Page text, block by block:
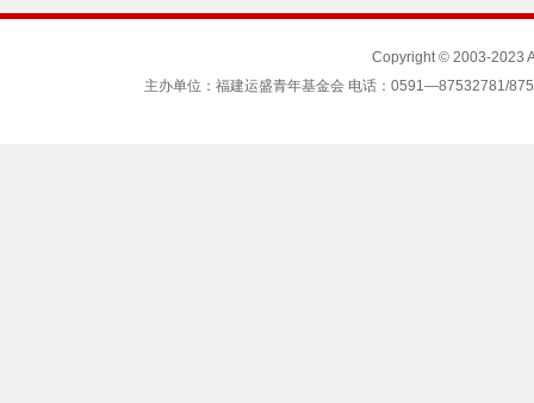
Copyright © 2003-2023
主办单位：福建运盛青年基金会 电话：0591—87532781/